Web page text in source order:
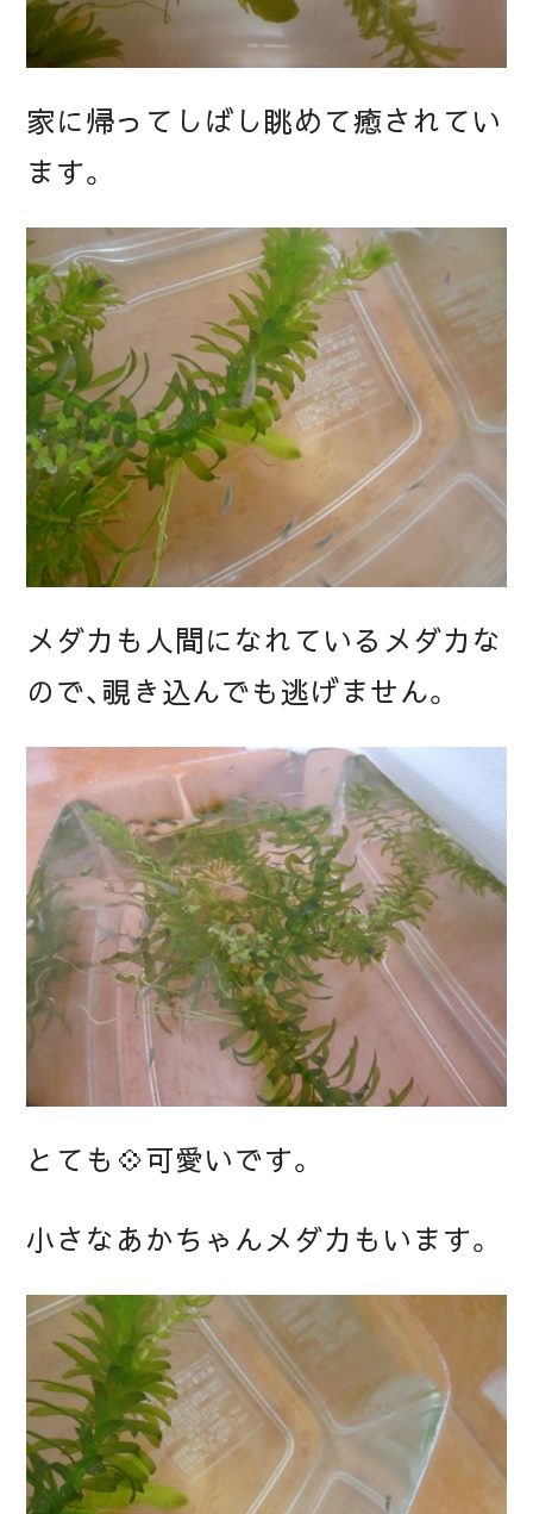
家に帰ってしばし眺めて癒されてい
ます。
メダカも人間になれているメダカな
ので、覗き込んでも逃げません。
とても💠可愛いです。
小さなあかちゃんメダカもいます。